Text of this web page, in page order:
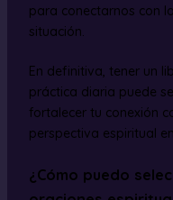
para conectarnos con
situación.
En definitiva, tener un
práctica diaria puede
fortalecer tu conexión
perspectiva espiritual
¿Cómo puedo